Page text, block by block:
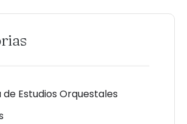
Estudios Orquestales